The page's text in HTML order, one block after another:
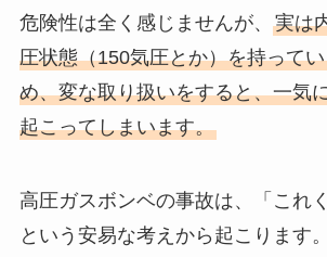
危険性は全く感じませんが、 実は
圧状態（150気圧とか）を持って
め、変な取り扱いをすると、一気
起こってしまいます。
高圧ガスボンベの事故は、「これ
という安易な考えから起こります